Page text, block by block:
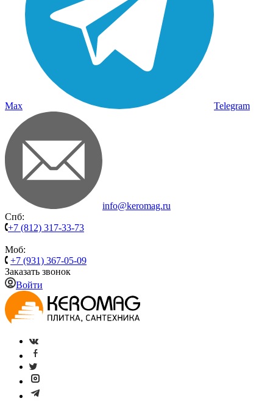
Max Telegram
info@keromag.ru
Спб:
+7 (812) 317-33-73
Моб:
+7 (931) 367-05-09
Заказать звонок
Войти